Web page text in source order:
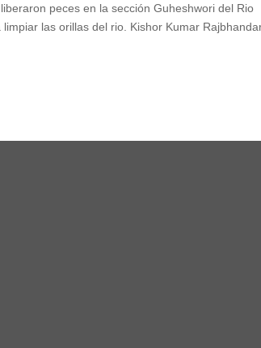
peces en la sección Guheshwori del Rio
las orillas del rio. Kishor Kumar